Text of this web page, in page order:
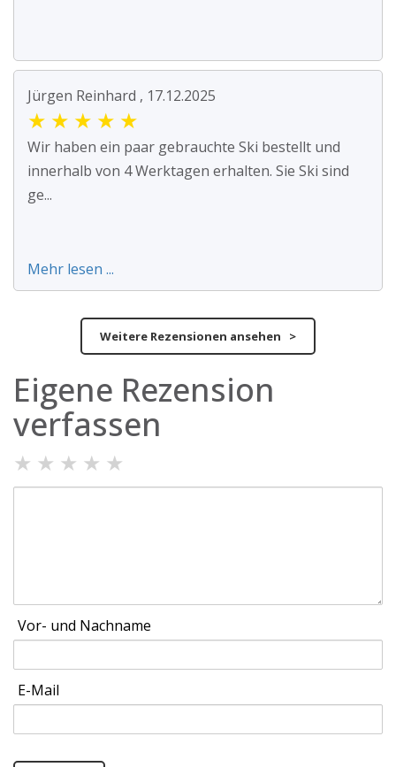
Jürgen Reinhard , 17.12.2025
★ ★ ★ ★ ★
Wir haben ein paar gebrauchte Ski bestellt und
innerhalb von 4 Werktagen erhalten. Sie Ski sind
ge...
Mehr lesen ...
Weitere Rezensionen ansehen >
Eigene Rezension
verfassen
★ ★ ★ ★ ★
Vor- und Nachname
E-Mail